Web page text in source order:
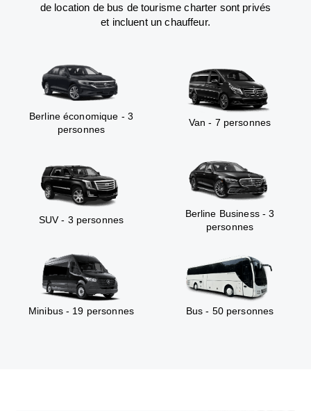
de location de bus de tourisme charter sont privés
et incluent un chauffeur.
Berline économique - 3
personnes
Van - 7 personnes
SUV - 3 personnes
Berline Business - 3
personnes
Minibus - 19 personnes Bus - 50 personnes